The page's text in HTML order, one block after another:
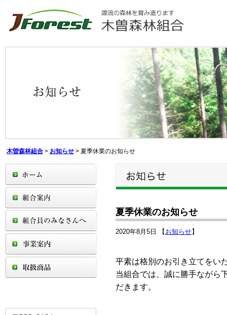
木曽森林組合 > お知らせ > 夏季休業のお知らせ
夏季休業のお知らせ
2020年8月5日 【 お知らせ】
平素は格別のお引き立てをい
当組合では、誠に勝手ながら
だきます。